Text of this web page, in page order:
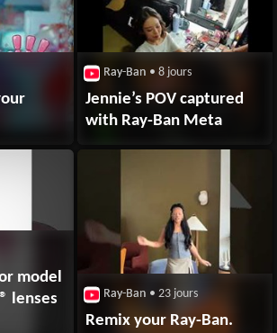
Ray-Ban • 8 jours
Jennie’s POV captured
with Ray-Ban Meta
model
lenses
Ray-Ban • 23 jours
Remix your Ray-Ban.